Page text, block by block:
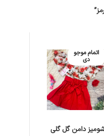
اتمام موجو
دی
شومیز دامن گل گلی